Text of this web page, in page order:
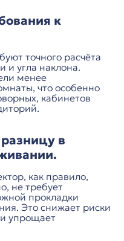
к
точного расчёта
и угла наклона.
менее
что особенно
кабинетов
в
как правило,
не требует
прокладки
Это снижает риски
упрощает